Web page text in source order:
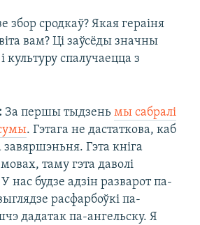
збор сродкаў? Якая гераіня
вам? Ці заўсёды значны
культуру спалучаецца з
За першы тыдзень мы сабралі
. Гэтага не дастаткова, каб
завяршэньня. Гэта кніга
таму гэта даволі
нас будзе адзін разварот па-
расфарбоўкі па-
дадатак па-ангельску. Я